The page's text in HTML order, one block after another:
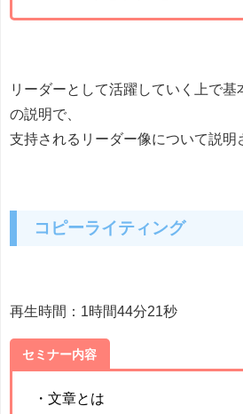
リーダーとして活躍していく上で基
の説明で、
支持されるリーダー像について説明
コピーライティング
再生時間：1時間44分21秒
セミナー内容
・文章とは